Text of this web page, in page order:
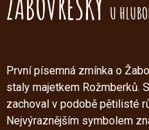
U
První písemná zmínka o
staly majetkem Rožmberků.
zachoval v podobě pětilisté
Nejvýraznějším symbolem